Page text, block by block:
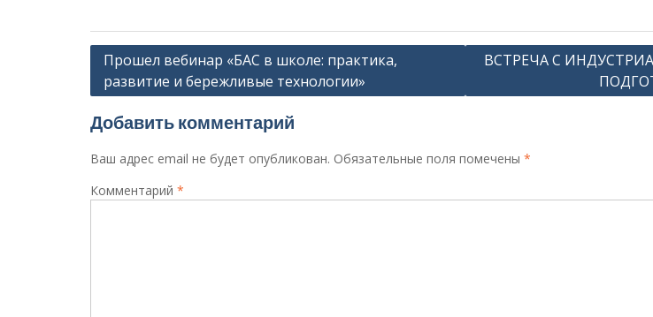
Навигация
по
записям
Прошел вебинар «БАС в школе: практика,
развитие и бережливые технологии»
ВСТРЕЧА С
Добавить комментарий
Ваш адрес email не будет опубликован. Обязательные поля помечены *
Комментарий *